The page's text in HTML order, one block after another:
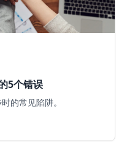
5个错误
的常见陷阱。